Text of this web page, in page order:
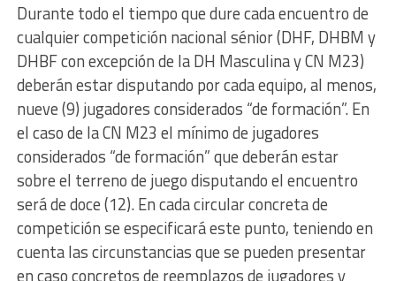
Durante todo el tiempo que dure cada encuentro de
cualquier competición nacional sénior (DHF, DHBM y
DHBF con excepción de la DH Masculina y CN M23)
deberán estar disputando por cada equipo, al menos,
nueve (9) jugadores considerados “de formación”. En
el caso de la CN M23 el mínimo de jugadores
considerados “de formación” que deberán estar
sobre el terreno de juego disputando el encuentro
será de doce (12). En cada circular concreta de
competición se especificará este punto, teniendo en
cuenta las circunstancias que se pueden presentar
en caso concretos de reemplazos de jugadores y